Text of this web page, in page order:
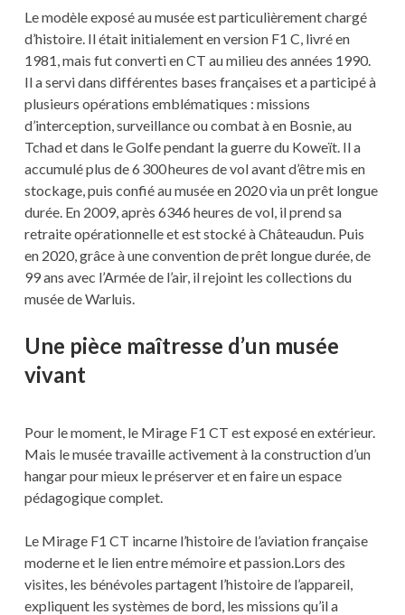
Le modèle exposé au musée est particulièrement chargé
d’histoire. Il était initialement en version F1 C, livré en
1981, mais fut converti en CT au milieu des années 1990.
Il a servi dans différentes bases françaises et a participé à
plusieurs opérations emblématiques : missions
d’interception, surveillance ou combat à en Bosnie, au
Tchad et dans le Golfe pendant la guerre du Koweït. Il a
accumulé plus de 6 300 heures de vol avant d’être mis en
stockage, puis confié au musée en 2020 via un prêt longue
durée. En 2009, après 6346 heures de vol, il prend sa
retraite opérationnelle et est stocké à Châteaudun. Puis
en 2020, grâce à une convention de prêt longue durée, de
99 ans avec l’Armée de l’air, il rejoint les collections du
musée de Warluis.
Une pièce maîtresse d’un musée
vivant
Pour le moment, le Mirage F1 CT est exposé en extérieur.
Mais le musée travaille activement à la construction d’un
hangar pour mieux le préserver et en faire un espace
pédagogique complet.
Le Mirage F1 CT incarne l’histoire de l’aviation française
moderne et le lien entre mémoire et passion.Lors des
visites, les bénévoles partagent l’histoire de l’appareil,
expliquent les systèmes de bord, les missions qu’il a